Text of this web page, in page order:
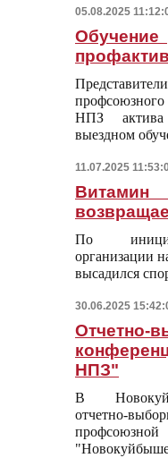
05.08.2025
Обучение
НПЗ
выездном
11.07.2025
По
организации
высадился
30.06.2025
Отчетно-
НПЗ"
В
отчетно-